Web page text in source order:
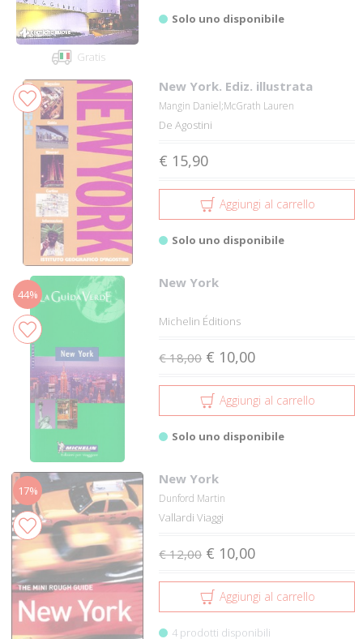
Gratis
Solo uno disponibile
New York. Ediz. illustrata
Mangin Daniel;McGrath Lauren
De Agostini
€ 15,90
Aggiungi al carrello
Solo uno disponibile
44%
New York
Michelin Éditions
€ 18,00 € 10,00
Aggiungi al carrello
Solo uno disponibile
17%
New York
Dunford Martin
Vallardi Viaggi
€ 12,00 € 10,00
Aggiungi al carrello
4 prodotti disponibili